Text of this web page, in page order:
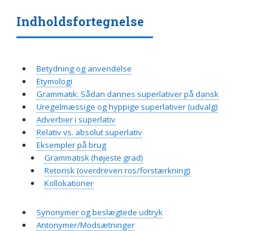
Indholdsfortegnelse
Betydning og anvendelse
Etymologi
Grammatik: Sådan dannes superlativer på dansk
Uregelmæssige og hyppige superlativer (udvalg)
Adverbier i superlativ
Relativ vs. absolut superlativ
Eksempler på brug
Grammatisk (højeste grad)
Retorisk (overdreven ros/forstærkning)
Kollokationer
Synonymer og beslægtede udtryk
Antonymer/Modsætninger